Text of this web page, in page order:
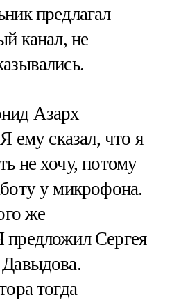
предлагал
канал, не
Азарх
ему сказал, что я
не хочу, потому
у микрофона.
же
Сергея
тогда